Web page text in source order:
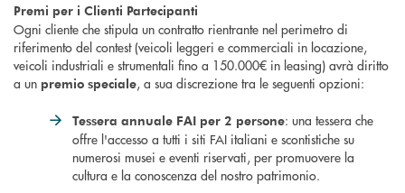
Premi per i Clienti Partecipanti
Ogni cliente che stipula un contratto rientrante nel perimetro di
riferimento del contest (veicoli leggeri e commerciali in locazione,
veicoli industriali e strumentali fino a 150.000€ in leasing) avrà diritto
a un premio speciale, a sua discrezione tra le seguenti opzioni:
Tessera annuale FAI per 2 persone: una tessera che
offre l'accesso a tutti i siti FAI italiani e scontistiche su
numerosi musei e eventi riservati, per promuovere la
cultura e la conoscenza del nostro patrimonio.